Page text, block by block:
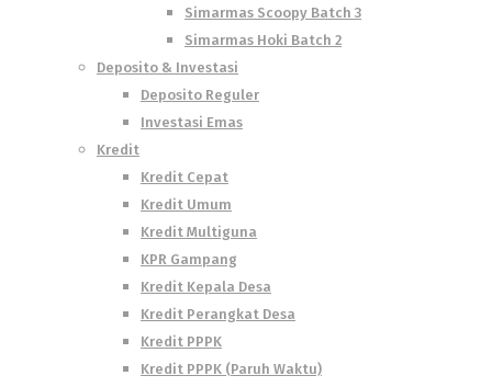
Simarmas Scoopy Batch 3
Simarmas Hoki Batch 2
Deposito & Investasi
Deposito Reguler
Investasi Emas
Kredit
Kredit Cepat
Kredit Umum
Kredit Multiguna
KPR Gampang
Kredit Kepala Desa
Kredit Perangkat Desa
Kredit PPPK
Kredit PPPK (Paruh Waktu)